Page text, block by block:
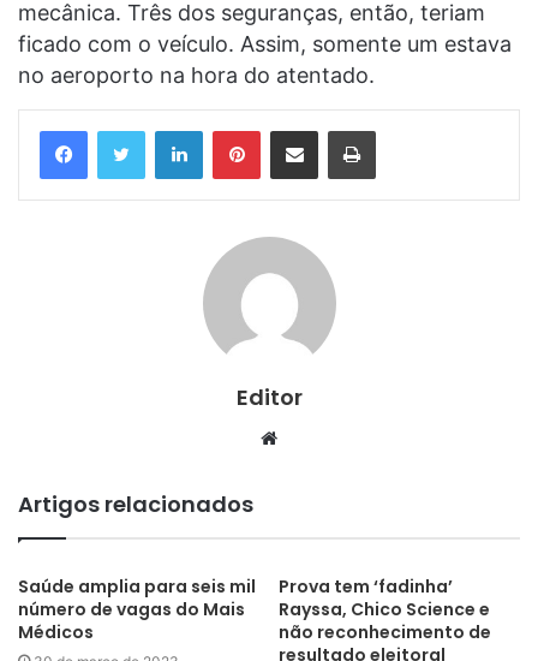
mecânica. Três dos seguranças, então, teriam
ficado com o veículo. Assim, somente um estava
no aeroporto na hora do atentado.
LinkedinPinterestCompartilhar via e-mail Imprimir
Editor
Website
Artigos relacionados
Saúde amplia para seis mil
número de vagas do Mais
Médicos
Prova tem ‘fadinha’
Rayssa, Chico Science e
não reconhecimento de
resultado eleitoral